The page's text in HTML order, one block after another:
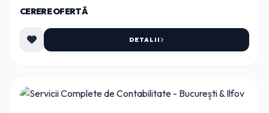
CERERE OFERTĂ
DETALII